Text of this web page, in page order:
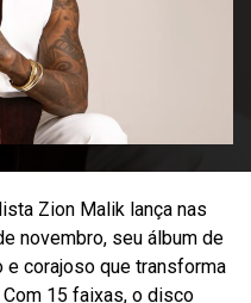
Zion Malik lança nas
novembro, seu álbum de
e corajoso que transforma
15 faixas, o disco